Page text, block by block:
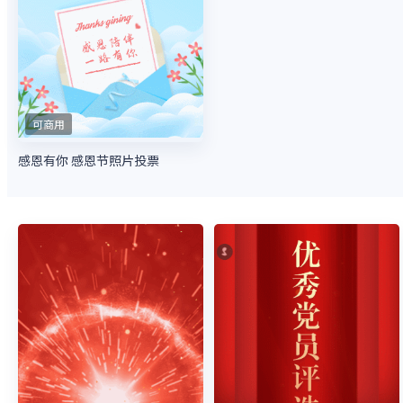
可商用
感恩有你 感恩节照片投票